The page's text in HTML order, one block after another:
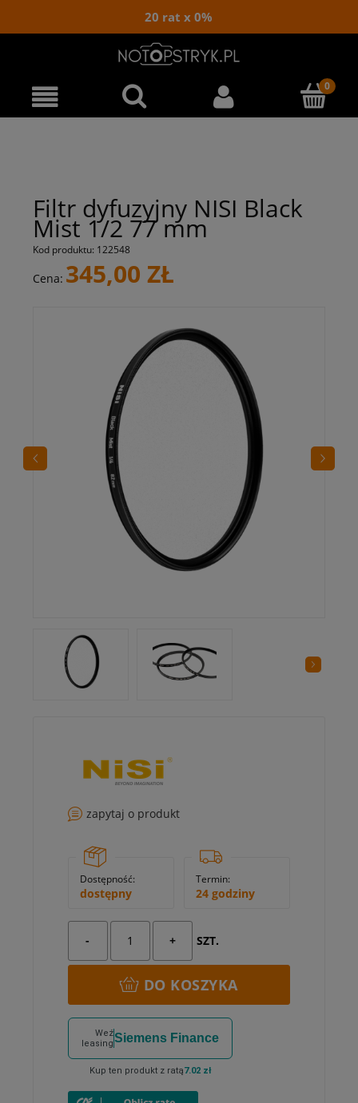
20 rat x 0%
Filtr dyfuzyjny NISI Black
Mist 1/2 77 mm
Kod produktu: 122548
Cena: 345,00 ZŁ
zapytaj o produkt
Dostępność:
dostępny
Termin:
24 godziny
- + SZT.
DO KOSZYKA
Weź
leasingSiemens Finance
Kup ten produkt z ratą7.02 zł